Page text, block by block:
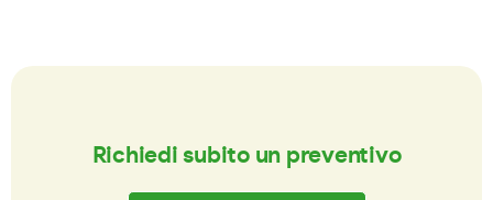
Richiedi subito un preventivo